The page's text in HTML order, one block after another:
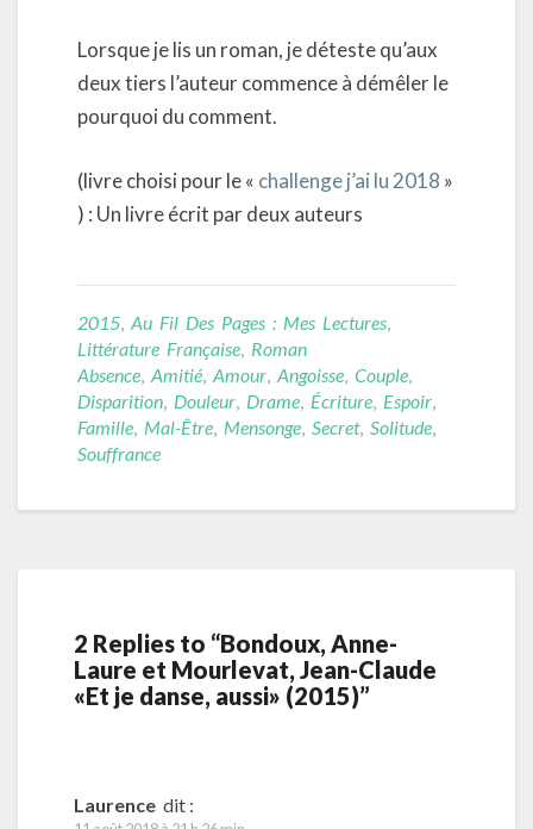
Lorsque je lis un roman, je déteste qu’aux
deux tiers l’auteur commence à démêler le
pourquoi du comment.
(livre choisi pour le « challenge j’ai lu 2018 »
) : Un livre écrit par deux auteurs
2015, Au Fil Des Pages : Mes Lectures,
Littérature Française, Roman
Absence, Amitié, Amour, Angoisse, Couple,
Disparition, Douleur, Drame, Écriture, Espoir,
Famille, Mal-Être, Mensonge, Secret, Solitude,
Souffrance
2 Replies to “Bondoux, Anne-
Laure et Mourlevat, Jean-Claude
«Et je danse, aussi» (2015)”
Laurence dit :